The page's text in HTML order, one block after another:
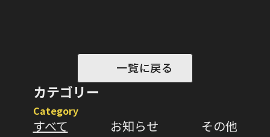
一覧に戻る
カテゴリー
Category
すべて
お知らせ
その他